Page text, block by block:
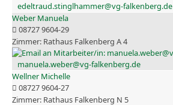
edeltraud.stinglhammer@vg-falkenberg.de
Weber Manuela
08727 9604-29
Rathaus Falkenberg A 4
manuela.weber@vg-falkenberg.de
Wellner Michelle
08727 9604-27
Rathaus Falkenberg N 5